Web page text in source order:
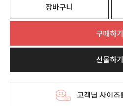
장바구니
구매하기
선물하기